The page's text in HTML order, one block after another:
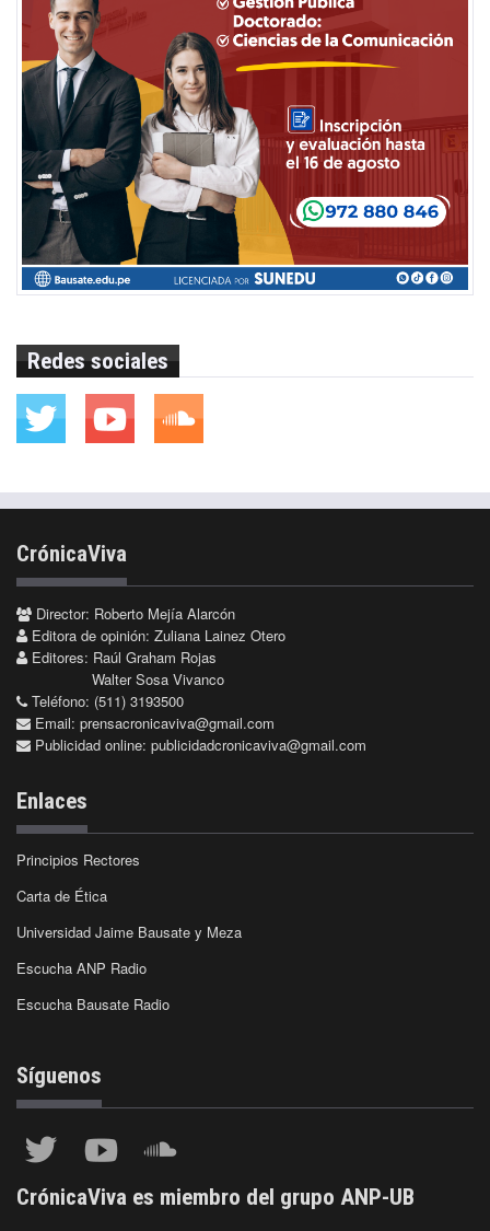
Redes sociales
CrónicaViva
Director: Roberto Mejía Alarcón
Editora de opinión: Zuliana Lainez Otero
Editores: Raúl Graham Rojas
Walter Sosa Vivanco
Teléfono: (511) 3193500
Email: prensacronicaviva@gmail.com
Publicidad online: publicidadcronicaviva@gmail.com
Enlaces
Principios Rectores
Carta de Ética
Universidad Jaime Bausate y Meza
Escucha ANP Radio
Escucha Bausate Radio
Síguenos
CrónicaViva es miembro del grupo ANP-UB